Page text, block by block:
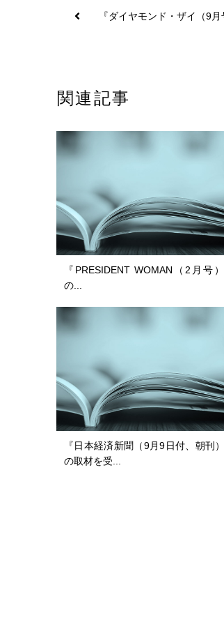
『ダイヤモンド・ザイ（9月
関連記事
『PRESIDENT WOMAN（2月号）
の...
『日本経済新聞（9月9日付、朝刊）
の取材を受...